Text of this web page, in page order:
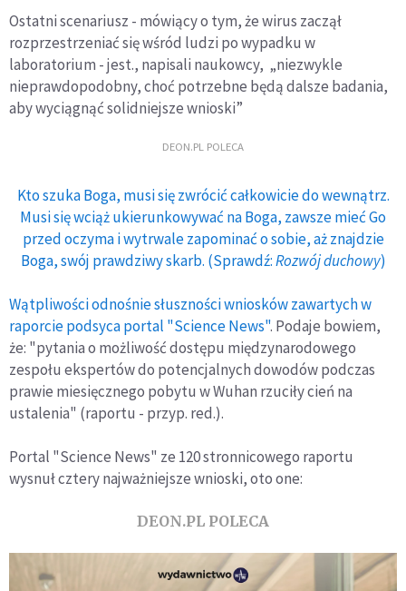
Ostatni scenariusz - mówiący o tym, że wirus zaczął
rozprzestrzeniać się wśród ludzi po wypadku w
laboratorium - jest., napisali naukowcy, „niezwykle
nieprawdopodobny, choć potrzebne będą dalsze badania,
aby wyciągnąć solidniejsze wnioski”
DEON.PL POLECA
Kto szuka Boga, musi się zwrócić całkowicie do wewnątrz.
Musi się wciąż ukierunkowywać na Boga, zawsze mieć Go
przed oczyma i wytrwale zapominać o sobie, aż znajdzie
Boga, swój prawdziwy skarb. (Sprawdź:Rozwój duchowy)
Wątpliwości odnośnie słuszności wniosków zawartych w
raporcie podsyca portal "Science News". Podaje bowiem,
że: "pytania o możliwość dostępu międzynarodowego
zespołu ekspertów do potencjalnych dowodów podczas
prawie miesięcznego pobytu w Wuhan rzuciły cień na
ustalenia" (raportu - przyp. red.).
Portal "Science News" ze 120 stronnicowego raportu
wysnuł cztery najważniejsze wnioski, oto one:
DEON.PL POLECA